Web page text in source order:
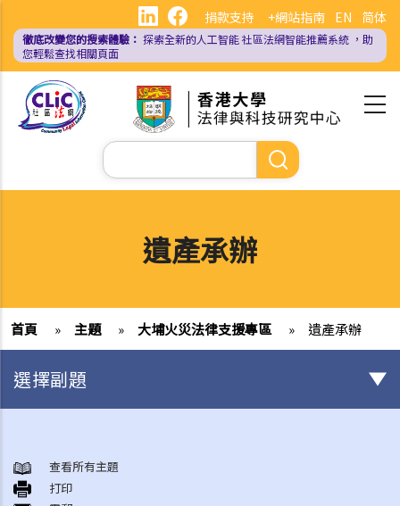
內
EN 简体
捐款支持 +網站指南
徹底改變您的搜索體驗： 探索全新的人工智能社區法網智能推薦系統 ，助
您輕鬆查找相關頁面
Search
遺產承辦
首頁 » 主題 » 大埔火災法律支援專區 » 遺產承辦
選擇副題
A. 火葬
B. 骨灰安置所（靈灰安置所）
查看所有主題
打印